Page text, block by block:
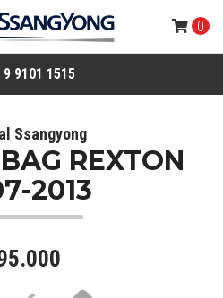
9 9101 1515
0
Ssangyong
REXTON
2013